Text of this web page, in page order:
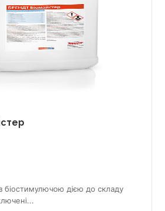
біостимулючою дією до складу